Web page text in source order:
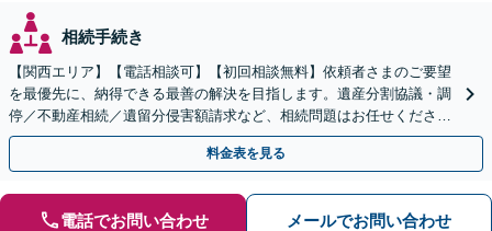
相続手続き
【関西エリア】【電話相談可】【初回相談無料】依頼者さまのご要望
を最優先に、納得できる最善の解決を目指します。遺産分割協議・調
停／不動産相続／遺留分侵害額請求など、相続問題はお任せください
【出張相談可】紛争化したトラブルのご相談も対応します
料金表を見る
電話でお問い合わせ メールでお問い合わせ